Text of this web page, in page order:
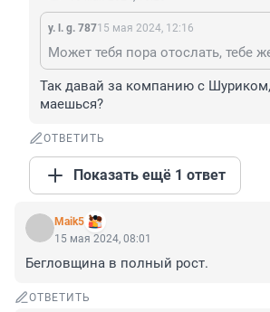
y. l. g. 78715 мая 2024, 12:16
Так давай за компанию с
маешься?
ОТВЕТИТЬ
Показать ещё 1 ответ
Maik5
15 мая 2024, 08:01
Бегловщина в полный рост.
ОТВЕТИТЬ